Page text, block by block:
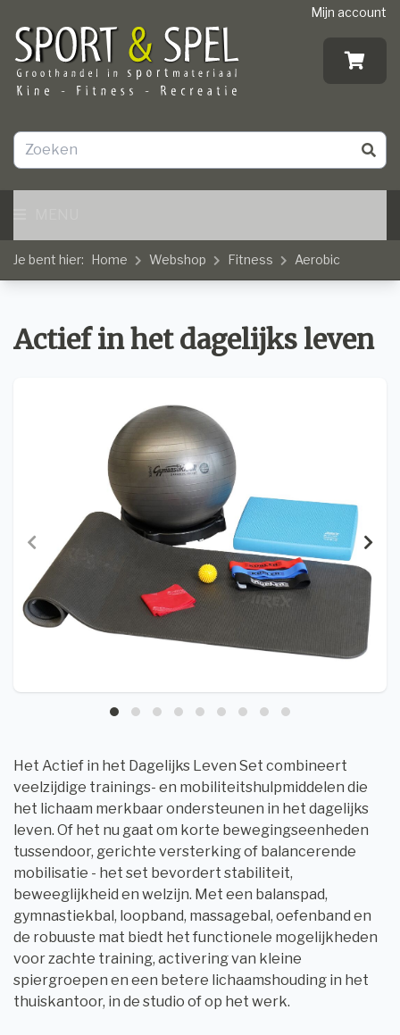
Mijn account
Je bent hier: Home Webshop Fitness Aerobic
Actief in het dagelijks leven
Het Actief in het Dagelijks Leven Set combineert
veelzijdige trainings- en mobiliteitshulpmiddelen die
het lichaam merkbaar ondersteunen in het dagelijks
leven. Of het nu gaat om korte bewegingseenheden
tussendoor, gerichte versterking of balancerende
mobilisatie - het set bevordert stabiliteit,
beweeglijkheid en welzijn. Met een balanspad,
gymnastiekbal, ​​loopband, massagebal, oefenband en
de robuuste mat biedt het functionele mogelijkheden
voor zachte training, activering van kleine
spiergroepen en een betere lichaamshouding in het
thuiskantoor, in de studio of op het werk.